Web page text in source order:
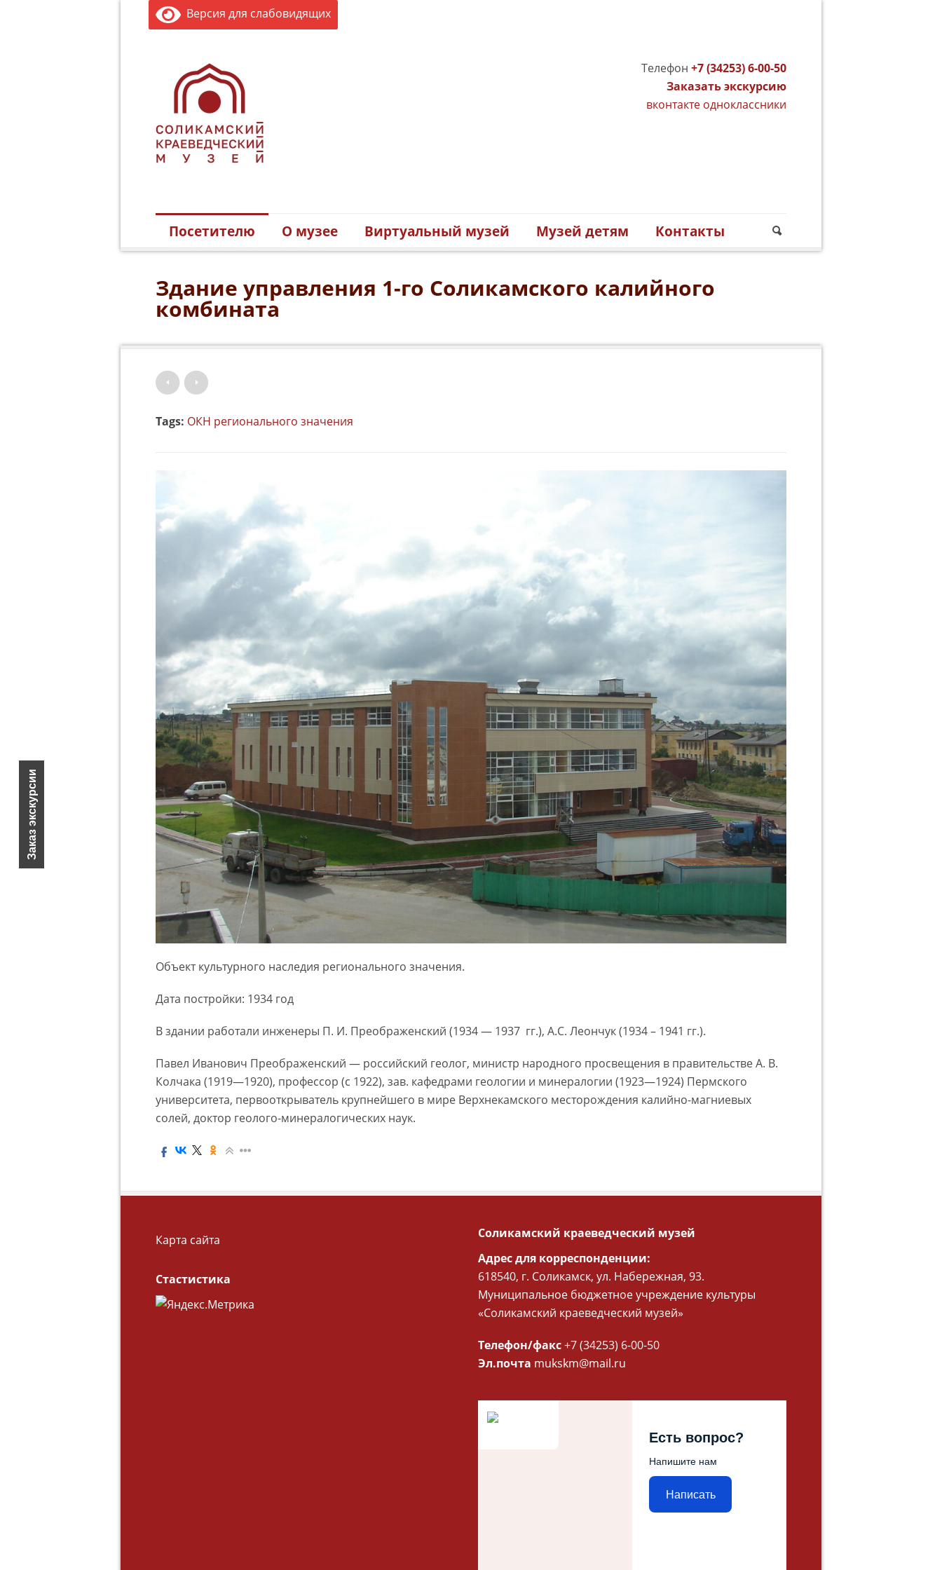
Заказ экскурсии
Версия для слабовидящих
Телефон +7 (34253) 6-00-50
Заказать экскурсию
вконтакте одноклассники
Посетителю О музее Виртуальный музей Музей детям Контакты
Здание управления 1-го Соликамского калийного
комбината
Tags: ОКН регионального значения
Объект культурного наследия регионального значения.
Дата постройки: 1934 год
В здании работали инженеры П. И. Преображенский (1934 — 1937 гг.), А.С. Леончук (1934 – 1941 гг.).
Павел Иванович Преображенский — российский геолог, министр народного просвещения в правительстве А. В.
Колчака (1919—1920), профессор (с 1922), зав. кафедрами геологии и минералогии (1923—1924) Пермского
университета, первооткрыватель крупнейшего в мире Верхнекамского месторождения калийно-магниевых
солей, доктор геолого-минералогических наук.
Карта сайта
Стастистика
Соликамский краеведческий музей
Адрес для корреспонденции:
618540, г. Соликамск, ул. Набережная, 93.
Муниципальное бюджетное учреждение культуры
«Соликамский краеведческий музей»
Телефон/факс+7 (34253) 6-00-50
Эл.почта mukskm@mail.ru
Есть вопрос?
Напишите нам
Написать